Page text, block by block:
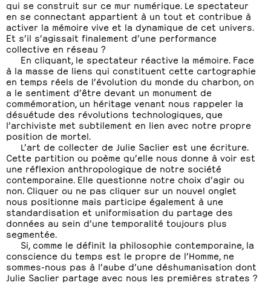
qui se construit sur ce mur numérique. Le spectateur
en se connectant appartient à un tout et contribue à
activer la mémoire vive et la dynamique de cet univers.
Et s’il s’agissait finalement d’une performance
collective en réseau ?
En cliquant, le spectateur réactive la mémoire. Face
à la masse de liens qui constituent cette cartographie
en temps réels de l’évolution du monde du charbon, on
a le sentiment d’être devant un monument de
commémoration, un héritage venant nous rappeler la
désuétude des révolutions technologiques, que
l’archiviste met subtilement en lien avec notre propre
position de mortel.
L’art de collecter de Julie Saclier est une écriture.
Cette partition ou poème qu’elle nous donne à voir est
une réflexion anthropologique de notre société
contemporaine. Elle questionne notre choix d’agir ou
non. Cliquer ou ne pas cliquer sur un nouvel onglet
nous positionne mais participe également à une
standardisation et uniformisation du partage des
données au sein d’une temporalité toujours plus
segmentée.
Si, comme le définit la philosophie contemporaine, la
conscience du temps est le propre de l’Homme, ne
sommes-nous pas à l’aube d’une déshumanisation dont
Julie Saclier partage avec nous les premières strates ?